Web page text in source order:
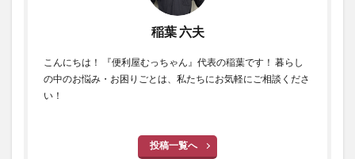
稲葉 六夫
こんにちは！ 『便利屋むっちゃん』代表の稲葉です！ 暮らし
の中のお悩み・お困りごとは、私たちにお気軽にご相談くださ
い！
投稿一覧へ